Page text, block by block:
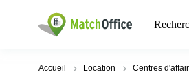
Accueil Location Centres